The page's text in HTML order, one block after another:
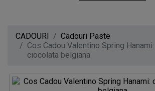
CADOURI
Cadouri Paste
Cos Cadou Valentino Spring
ciocolata belgiana